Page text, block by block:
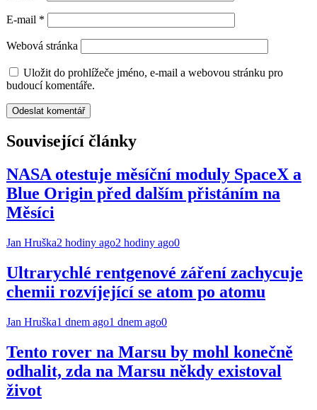
E-mail *
Webová stránka
Uložit do prohlížeče jméno, e-mail a webovou stránku pro
budoucí komentáře.
Související články
NASA otestuje měsíční moduly SpaceX a
Blue Origin před dalším přistáním na
Měsíci
Jan Hruška2 hodiny ago2 hodiny ago0
Ultrarychlé rentgenové záření zachycuje
chemii rozvíjející se atom po atomu
Jan Hruška1 dnem ago1 dnem ago0
Tento rover na Marsu by mohl konečně
odhalit, zda na Marsu někdy existoval
život